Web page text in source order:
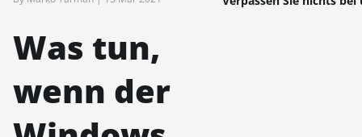
Was tun,
wenn der